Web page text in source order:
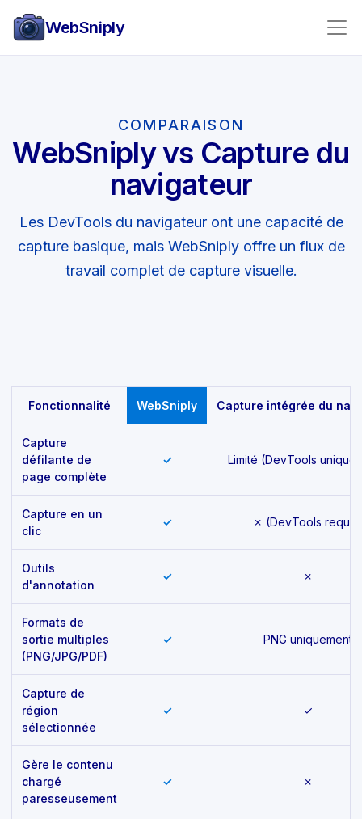
WebSniply
COMPARAISON
WebSniply vs Capture du
navigateur
Les DevTools du navigateur ont une capacité de
capture basique, mais WebSniply offre un flux de
travail complet de capture visuelle.
Feature comparison
Fonctionnalité WebSniply Capture intégrée du
Capture
défilante de
page complète
✓ Limité (DevTools
Capture en un
clic
✓ ✗ (DevTools requis)
Outils
d'annotation
✓ ✗
Formats de
sortie multiples
(PNG/JPG/PDF)
✓ PNG uniquement
Capture de
région
sélectionnée
✓ ✓
Gère le contenu
chargé
paresseusement
✓ ✗